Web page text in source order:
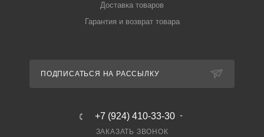
Доставка товаров
Гарантия и возврат товара
ПОДПИСАТЬСЯ НА РАССЫЛКУ
+7 (924) 410-33-30
ЗАКАЗАТЬ ЗВОНОК